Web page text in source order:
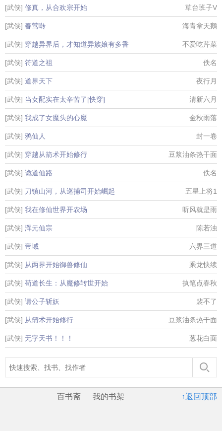
[武侠] 修真，从合欢宗开始 草台班子V
[武侠] 春莺啭 海青拿天鹅
[武侠] 穿越异界后，才知道异族娘有多香 不爱吃芹菜
[武侠] 符道之祖 佚名
[武侠] 道界天下 夜行月
[武侠] 当女配实在太辛苦了[快穿] 清新六月
[武侠] 我成了女魔头的心魔 金秋雨落
[武侠] 鸦仙人 封一卷
[武侠] 穿越从箭术开始修行 豆浆油条热干面
[武侠] 诡道仙路 佚名
[武侠] 刀镇山河，从巡捕司开始崛起 五星上将1
[武侠] 我在修仙世界开农场 听风就是雨
[武侠] 浑元仙宗 陈若浊
[武侠] 帝域 六界三道
[武侠] 从两界开始御兽修仙 乘龙快续
[武侠] 苟道长生：从魔修转世开始 执笔点春秋
[武侠] 请公子斩妖 裴不了
[武侠] 从箭术开始修行 豆浆油条热干面
[武侠] 无字天书！！！ 葱花白面
↑返回顶部
百书斋 我的书架